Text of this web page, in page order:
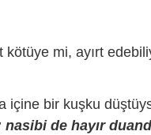
mi, ayırt
içine bir kuşku
de hayır